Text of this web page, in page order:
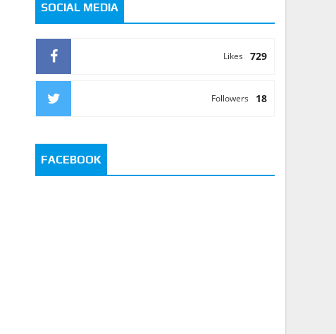
SOCIAL MEDIA
729
Likes
18
Followers
FACEBOOK